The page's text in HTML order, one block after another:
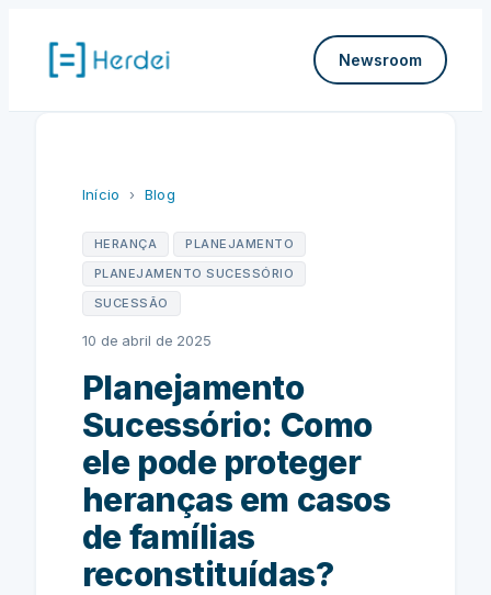
Newsroom
Início › Blog
HERANÇA
PLANEJAMENTO
PLANEJAMENTO SUCESSÓRIO
SUCESSÃO
10 de abril de 2025
Planejamento
Sucessório: Como
ele pode proteger
heranças em casos
de famílias
reconstituídas?